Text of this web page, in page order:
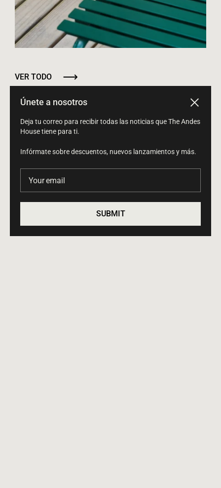
VER TODO
Únete a nosotros
Deja tu correo para recibir todas las noticias que The Andes
House tiene para ti.
Infórmate sobre descuentos, nuevos lanzamientos y más.
SUBMIT
Close